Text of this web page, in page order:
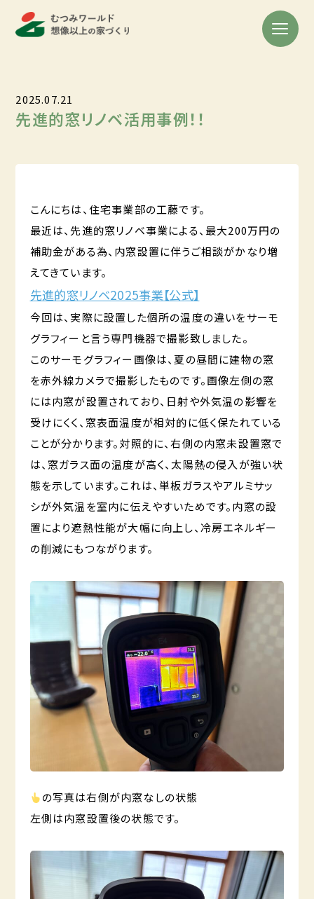
2025.07.21
先進的窓リノベ活用事例！！
こんにちは、住宅事業部の工藤です。
最近は、先進的窓リノベ事業による、最大200万円の
補助金がある為、内窓設置に伴うご相談がかなり増
えてきています。
先進的窓リノベ2025事業【公式】
今回は、実際に設置した個所の温度の違いをサーモ
グラフィーと言う専門機器で撮影致しました。
このサーモグラフィー画像は、夏の昼間に建物の窓
を赤外線カメラで撮影したものです。画像左側の窓
には内窓が設置されており、日射や外気温の影響を
受けにくく、窓表面温度が相対的に低く保たれている
ことが分かります。対照的に、右側の内窓未設置窓で
は、窓ガラス面の温度が高く、太陽熱の侵入が強い状
態を示しています。これは、単板ガラスやアルミサッ
シが外気温を室内に伝えやすいためです。内窓の設
置により遮熱性能が大幅に向上し、冷房エネルギー
の削減にもつながります。
の写真は右側が内窓なしの状態
左側は内窓設置後の状態です。